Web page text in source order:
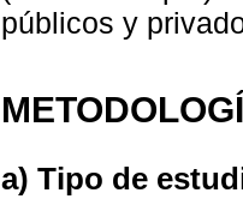
públicos y
a) Tipo de